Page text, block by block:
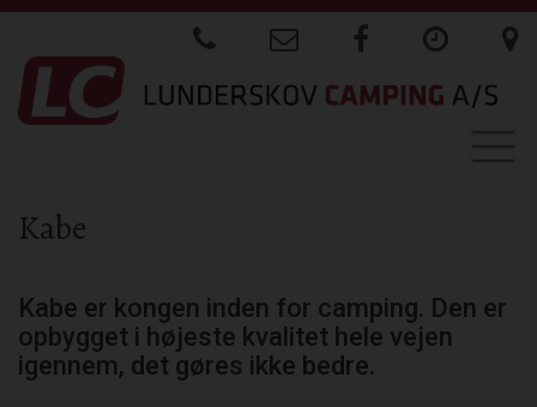
Kabe
Kabe er kongen inden for camping. Den er
opbygget i højeste kvalitet hele vejen
igennem, det gøres ikke bedre.